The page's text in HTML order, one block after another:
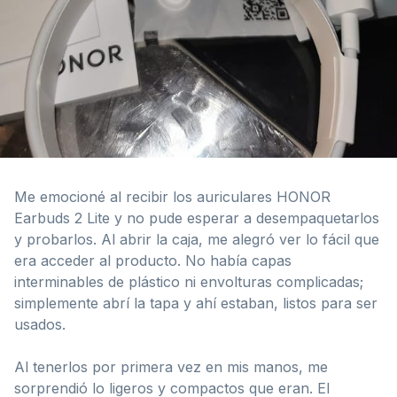
Me emocioné al recibir los auriculares HONOR
Earbuds 2 Lite y no pude esperar a desempaquetarlos
y probarlos. Al abrir la caja, me alegró ver lo fácil que
era acceder al producto. No había capas
interminables de plástico ni envolturas complicadas;
simplemente abrí la tapa y ahí estaban, listos para ser
usados.
Al tenerlos por primera vez en mis manos, me
sorprendió lo ligeros y compactos que eran. El